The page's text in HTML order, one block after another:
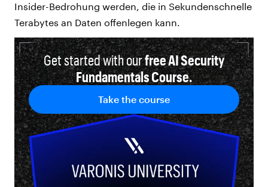
Insider-Bedrohung werden, die in Sekundenschnelle
Terabytes an Daten offenlegen kann.
Get started with ourfree AI Security
Fundamentals Course.
Take the course